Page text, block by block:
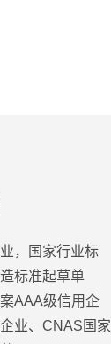
，国家行业标
标准起草单
AAA级信用企
业、CNAS国家